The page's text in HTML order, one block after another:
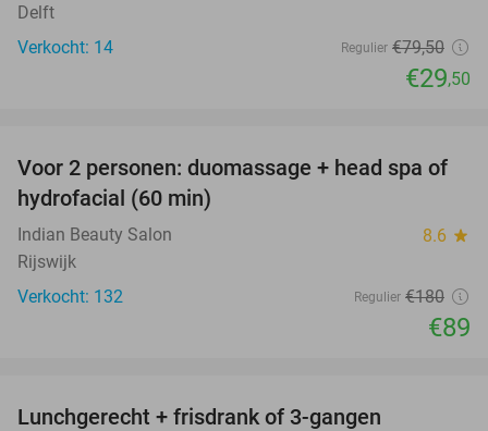
Delft
Verkocht: 14
Regulier €79,50
€29,50
51%
Voor 2 personen: duomassage + head spa of
hydrofacial (60 min)
Indian Beauty Salon 8.6 star
Rijswijk
Verkocht: 132
Regulier €180
€89
Lunchgerecht + frisdrank of 3-gangen